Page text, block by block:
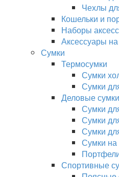
Чехлы
Кошельки и
Наборы
Аксессуары на
Сумки
Термосумки
Сумки
Сумки
Деловые сумки
Сумки
Сумки
Сумки
Сумки на
Спортивные